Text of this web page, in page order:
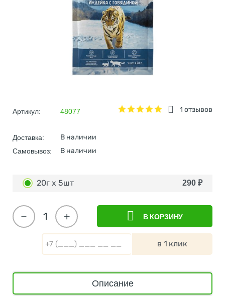
1 отзывов
Артикул: 48077
Доставка: В наличии
Самовывоз: В наличии
20г х 5шт 290 ₽
+
− В КОРЗИНУ
в 1 клик
Описание